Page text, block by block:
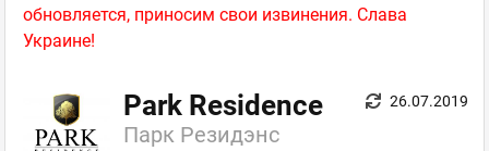
обновляется, приносим свои извинения. Слава
Украине!
Park Residence
Парк Резидэнс
26.07.2019